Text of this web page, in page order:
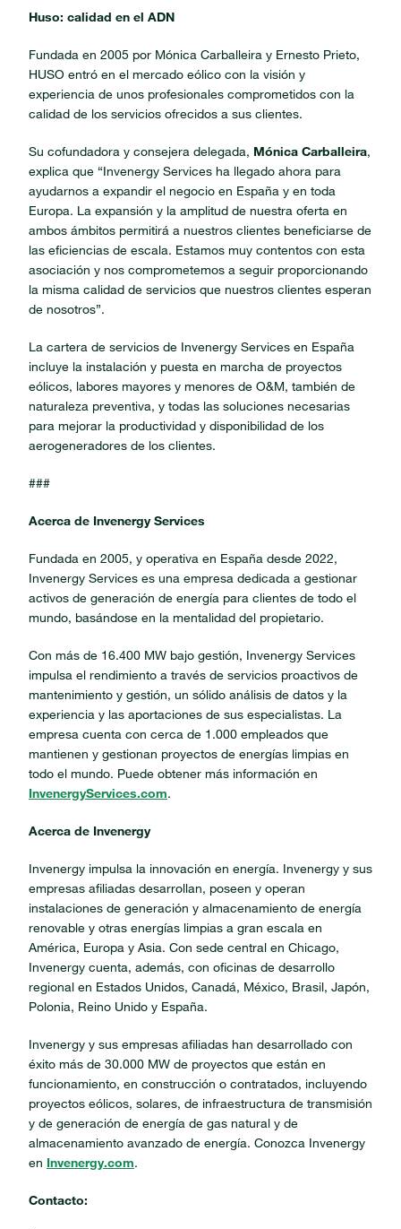
Huso: calidad en el ADN
Fundada en 2005 por Mónica Carballeira y Ernesto Prieto,
HUSO entró en el mercado eólico con la visión y
experiencia de unos profesionales comprometidos con la
calidad de los servicios ofrecidos a sus clientes.
Su cofundadora y consejera delegada, Mónica Carballeira,
explica que “Invenergy Services ha llegado ahora para
ayudarnos a expandir el negocio en España y en toda
Europa. La expansión y la amplitud de nuestra oferta en
ambos ámbitos permitirá a nuestros clientes beneficiarse de
las eficiencias de escala. Estamos muy contentos con esta
asociación y nos comprometemos a seguir proporcionando
la misma calidad de servicios que nuestros clientes esperan
de nosotros”.
La cartera de servicios de Invenergy Services en España
incluye la instalación y puesta en marcha de proyectos
eólicos, labores mayores y menores de O&M, también de
naturaleza preventiva, y todas las soluciones necesarias
para mejorar la productividad y disponibilidad de los
aerogeneradores de los clientes.
###
Acerca de Invenergy Services
Fundada en 2005, y operativa en España desde 2022,
Invenergy Services es una empresa dedicada a gestionar
activos de generación de energía para clientes de todo el
mundo, basándose en la mentalidad del propietario.
Con más de 16.400 MW bajo gestión, Invenergy Services
impulsa el rendimiento a través de servicios proactivos de
mantenimiento y gestión, un sólido análisis de datos y la
experiencia y las aportaciones de sus especialistas. La
empresa cuenta con cerca de 1.000 empleados que
mantienen y gestionan proyectos de energías limpias en
todo el mundo. Puede obtener más información en
InvenergyServices.com.
Acerca de Invenergy
Invenergy impulsa la innovación en energía. Invenergy y sus
empresas afiliadas desarrollan, poseen y operan
instalaciones de generación y almacenamiento de energía
renovable y otras energías limpias a gran escala en
América, Europa y Asia. Con sede central en Chicago,
Invenergy cuenta, además, con oficinas de desarrollo
regional en Estados Unidos, Canadá, México, Brasil, Japón,
Polonia, Reino Unido y España.
Invenergy y sus empresas afiliadas han desarrollado con
éxito más de 30.000 MW de proyectos que están en
funcionamiento, en construcción o contratados, incluyendo
proyectos eólicos, solares, de infraestructura de transmisión
y de generación de energía de gas natural y de
almacenamiento avanzado de energía. Conozca Invenergy
en Invenergy.com.
Contacto: